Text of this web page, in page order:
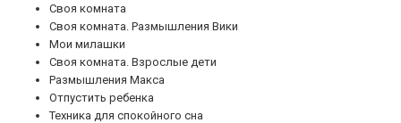
Своя комната
Своя комната. Размышления Вики
Мои милашки
Своя комната. Взрослые дети
Размышления Макса
Отпустить ребенка
Техника для спокойного сна